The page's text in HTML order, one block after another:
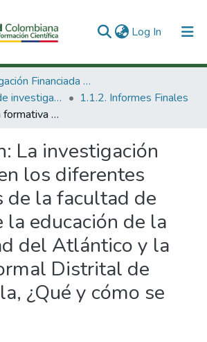
Log In (current)
1. Investigación Financiada con Recursos Públicos
1.1 Productos de investigación
1.1.2. Informes Finales
La investigación formativa en los diferentes programas de la facultad de ciencias de la educación de la Universidad del Atlántico y la Escuela Normal Distrital de Barranquilla, ¿Qué y cómo se enseña?.
La investigación
los diferentes
de la facultad de
la educación de la
del Atlántico y la
Distrital de
¿Qué y cómo se